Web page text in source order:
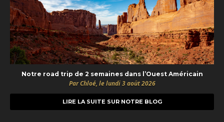
Notre road trip de 2 semaines dans l’Ouest Américain
Par Chloé, le lundi 3 août 2026
LIRE LA SUITE SUR NOTRE BLOG